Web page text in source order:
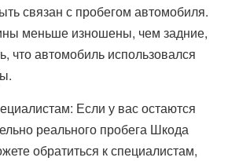
связан с пробегом автомобиля.
меньше изношены, чем задние,
что автомобиль использовался
Если у вас остаются
реального пробега Шкода
обратиться к специалистам,